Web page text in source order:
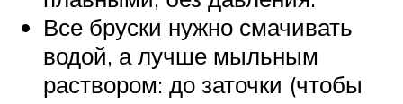
Все бруски нужно смачивать
водой, а лучше мыльным
раствором: до заточки (чтобы